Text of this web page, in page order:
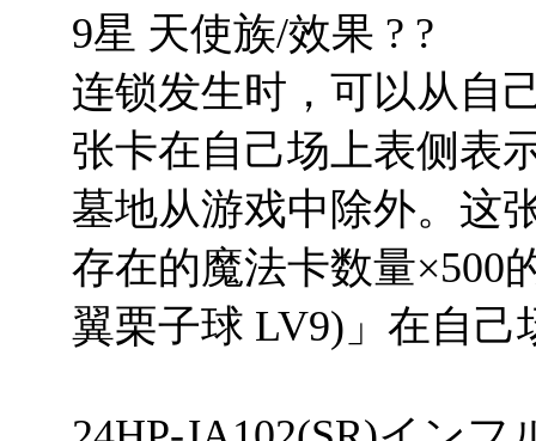
9星 天使族/效果 ? ?
连锁发生时，可以从自
张卡在自己场上表侧表
墓地从游戏中除外。这
存在的魔法卡数量×500
翼栗子球 LV9)」在自